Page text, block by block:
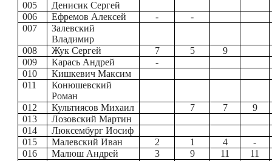
005
Денисик Сергей
006
Ефремов Алексей -
-
007
Залевский
Владимир
008
Жук Сергей 7 5
9
009
Карась Андрей
-
010
Кишкевич Максим
011
Конюшевский
Роман
012
Культиясов Михаил 7 7
9
013
Лозовский Мартин
014
Люксембург Иосиф
015
Малевский Иван 2 1 4
-
016
Малюш Андрей 3 9 11
11